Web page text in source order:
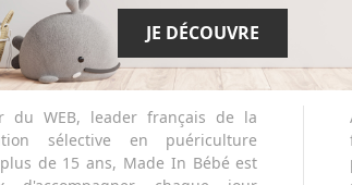
JE DÉCOUVRE
du WEB, leader français de la
sélective en puériculture
de 15 ans, Made In Bébé est